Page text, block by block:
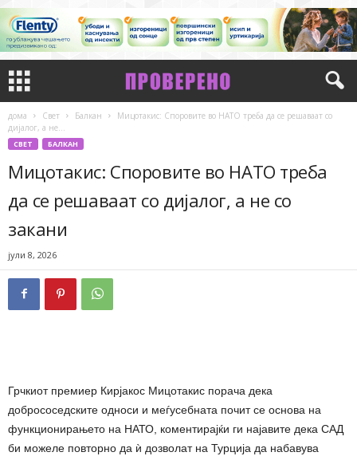
дома Свет Балкан
Мицотакис: Споровите во НАТО треба да се решаваат со
дијалог, а не...
СВЕТ БАЛКАН
Мицотакис: Споровите во НАТО треба
да се решаваат со дијалог, а не со
закани
јули 8, 2026
Грчкиот премиер Кирјакос Мицотакис порача дека
добрососедските односи и меѓусебната почит се основа на
функционирањето на НАТО, коментирајќи ги најавите дека САД
би можеле повторно да ѝ дозволат на Турција да набавува